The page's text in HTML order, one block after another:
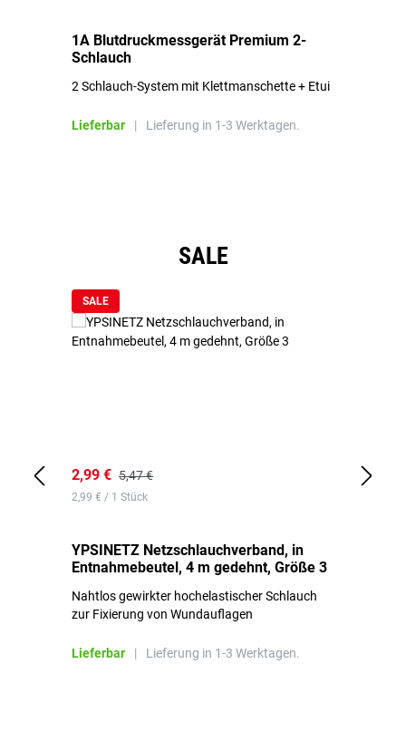
1A Blutdruckmessgerät Premium 2-
Schlauch
2 Schlauch-System mit Klettmanschette + Etui
Lieferbar | Lieferung in 1-3 Werktagen.
SALE
SALE
2,99 € 5,47 €
2,99 € / 1 Stück
YPSINETZ Netzschlauchverband, in
Entnahmebeutel, 4 m gedehnt, Größe 3
Nahtlos gewirkter hochelastischer Schlauch
zur Fixierung von Wundauflagen
Lieferbar | Lieferung in 1-3 Werktagen.